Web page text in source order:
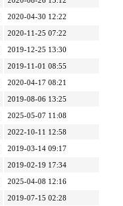
2020-04-30 12:22
2020-11-25 07:22
2019-12-25 13:30
2019-11-01 08:55
2020-04-17 08:21
2019-08-06 13:25
2025-05-07 11:08
2022-10-11 12:58
2019-03-14 09:17
2019-02-19 17:34
2025-04-08 12:16
2019-07-15 02:28